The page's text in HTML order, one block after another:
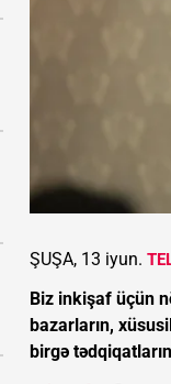
ŞUŞA, 13 iyun.
Biz inkişaf üçün
bazarların,
birgə